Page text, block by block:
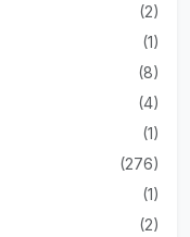
(2)
(1)
(8)
(4)
(1)
(276)
(1)
(2)